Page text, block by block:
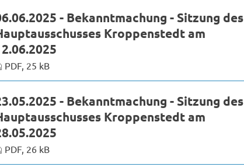
- Bekanntmachung - Sitzung des
Kroppenstedt am
PDF, 25 kB
- Bekanntmachung - Sitzung des
Kroppenstedt am
PDF, 26 kB